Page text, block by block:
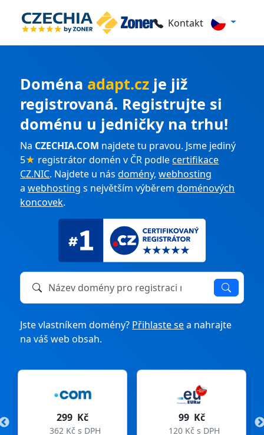
Kontakt
Doména adapt.cz je již
registrovaná. Registrujte si
doménu u jedničky na trhu!
Na CZECHIA.COM najdete tu pravou. Jsme jediný
5★ registrátor domén v ČR podlecertifikace
CZ.NIC. Najdete u násdomény,webhosting
awebhosting s největším výběremdoménových
koncovek.
Název domény k registraci nebo převodu
Jste vlastníkem domény? Přihlaste sea nahrajte
na váš web obsah.
299 Kč
362 Kč s DPH
99 Kč
120 Kč s DPH